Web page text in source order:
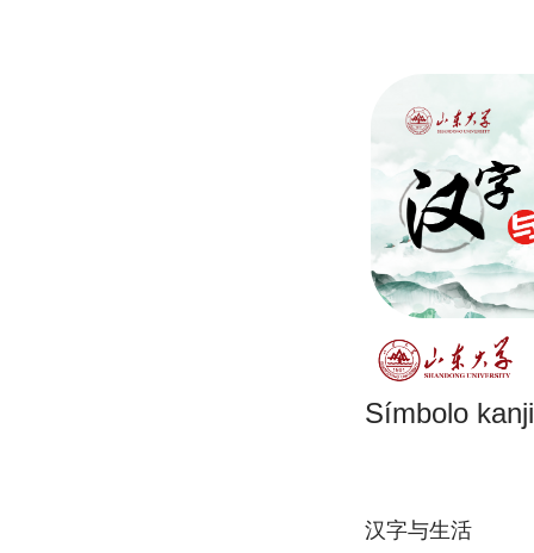
Símbolo
汉字与生活